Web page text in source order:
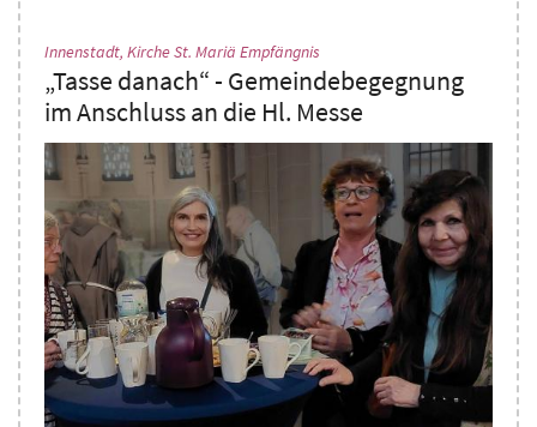
Innenstadt, Kirche St. Mariä Empfängnis
„Tasse danach“ - Gemeindebegegnung
im Anschluss an die Hl. Messe